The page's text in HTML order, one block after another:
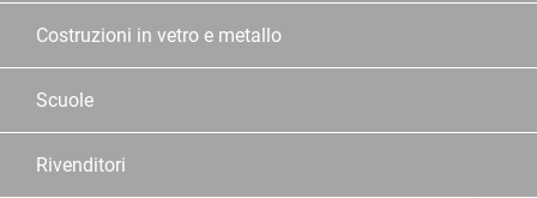
Costruzioni in vetro e metallo
Scuole
Rivenditori